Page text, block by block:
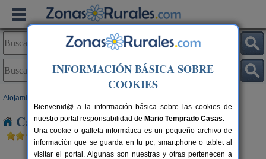
Alojamientos
Casas Rurales cerca de Torres del Rio
INFORMACIÓN BÁSICA SOBRE
COOKIES
Bienvenid@ a la información básica sobre las cookies de
nuestro portal responsabilidad de Mario Temprado Casas.
Una cookie o galleta informática es un pequeño archivo de
información que se guarda en tu pc, smartphone o tablet al
visitar el portal. Algunas son nuestras y otras pertenecen a